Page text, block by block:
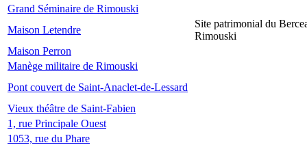
Grand Séminaire de Rimouski
Maison Letendre
Site patrimonial du
Rimouski
Maison Perron
Manège militaire de Rimouski
Pont couvert de Saint-Anaclet-de-Lessard
Vieux théâtre de Saint-Fabien
1, rue Principale Ouest
1053, rue du Phare